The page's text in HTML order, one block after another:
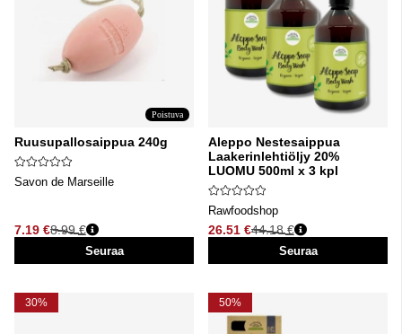
Poistuva
Ruusupallosaippua 240g
Savon de Marseille
7.19 €
Normaali hinta
8.99 €
Seuraa
Aleppo Nestesaippua
Laakerinlehtiöljy 20%
LUOMU 500ml x 3 kpl
Rawfoodshop
26.51 €
Normaali hinta
44.18 €
Seuraa
30% 50%